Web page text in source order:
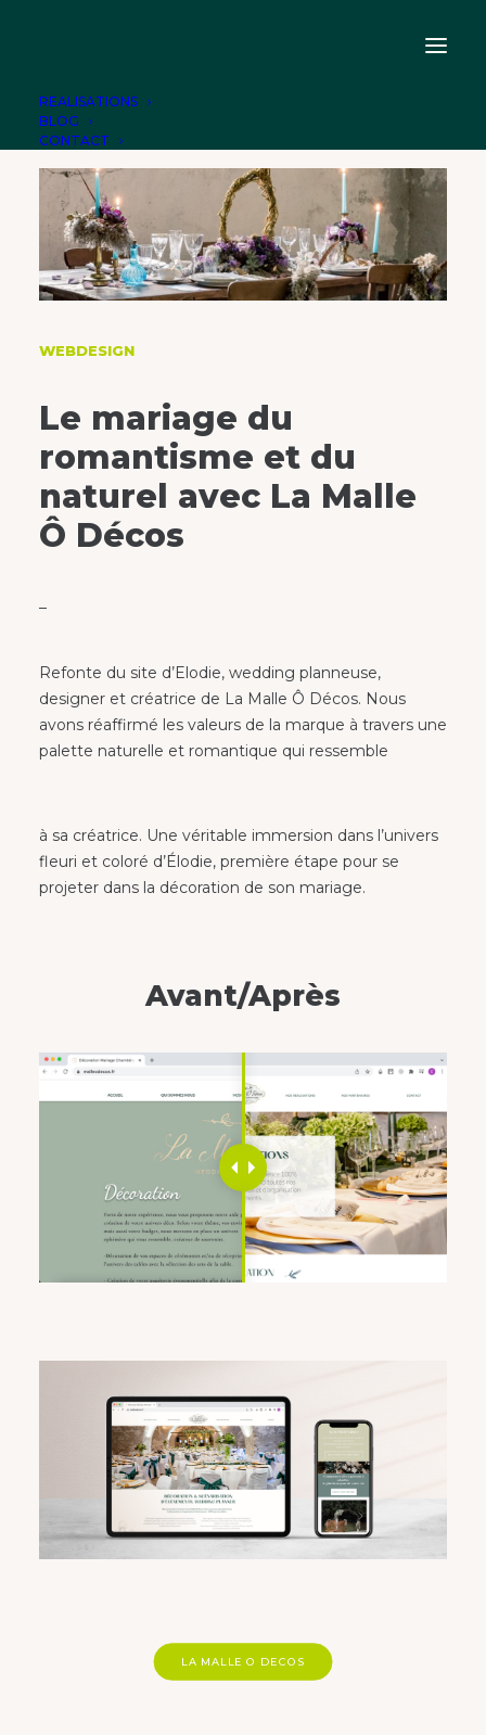
REALISATIONS
BLOG
CONTACT
WEBDESIGN
Le mariage du
romantisme et du
naturel avec La Malle
Ô Décos
–
Refonte du site d’Elodie, wedding planneuse,
designer et créatrice de La Malle Ô Décos. Nous
avons réaffirmé les valeurs de la marque à travers une
palette naturelle et romantique qui ressemble
à sa créatrice. Une véritable immersion dans l’univers
fleuri et coloré d’Élodie, première étape pour se
projeter dans la décoration de son mariage.
Avant/Après
LA MALLE O DECOS